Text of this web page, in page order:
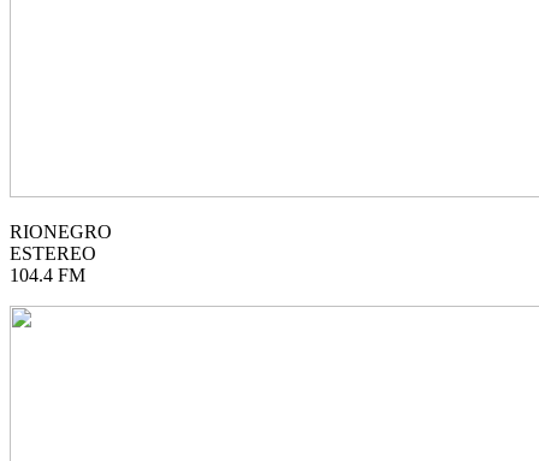
RIONEGRO
ESTEREO
104.4 FM